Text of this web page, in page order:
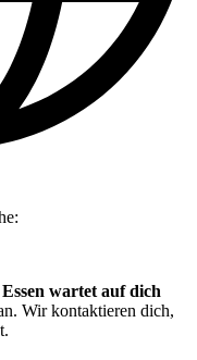
wartet auf dich
Wir kontaktieren dich,